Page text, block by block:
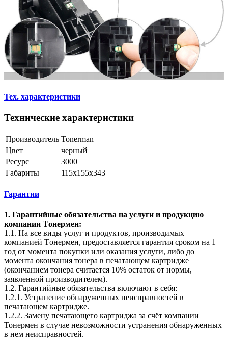
Тех. характеристики
Технические характеристики
Производитель Tonerman
Цвет
черный
Ресурс
3000
Габариты
115x155x343
Гарантии
1. Гарантийные обязательства на услуги и продукцию
компании Tонермен:
1.1. На все виды услуг и продуктов, производимых
компанией Tонермен, предоставляется гарантия сроком на 1
год от момента покупки или оказания услуги, либо до
момента окончания тонера в печатающем картридже
(окончанием тонера считается 10% остаток от нормы,
заявленной производителем).
1.2. Гарантийные обязательства включают в себя:
1.2.1. Устранение обнаруженных неисправностей в
печатающем картридже.
1.2.2. Замену печатающего картриджа за счёт компании
Тонермен в случае невозможности устранения обнаруженных
в нем неисправностей.